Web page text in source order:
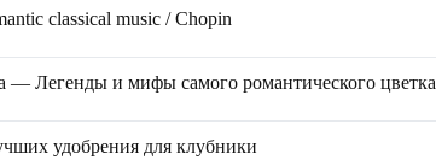
classical music / Chopin
— Легенды и мифы самого романтического цветка
удобрения для клубники